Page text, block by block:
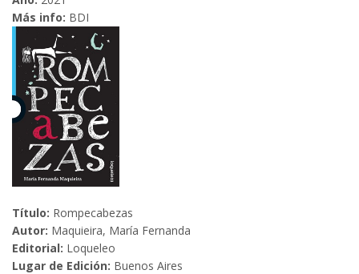
Más info: BDI
Título: Rompecabezas
Autor: Maquieira, María Fernanda
Editorial: Loqueleo
Lugar de Edición: Buenos Aires